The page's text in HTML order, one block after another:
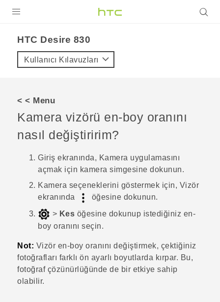
VIVE
VIVERSE
DESTEK
HTC Desire 830‎
Kullanıcı Kılavuzları
< < Menu
Kamera vizörü en-boy oranını
nasıl değiştiririm?
Giriş ekranında, Kamera uygulamasını
açmak için kamera simgesine dokunun.
Kamera seçeneklerini göstermek için, Vizör
ekranında
öğesine dokunun.
> Kes öğesine dokunup istediğiniz en-
boy oranını seçin.
Not: Vizör en-boy oranını değiştirmek, çektiğiniz
fotoğrafları farklı ön ayarlı boyutlarda kırpar. Bu,
fotoğraf çözünürlüğünde de bir etkiye sahip
olabilir.